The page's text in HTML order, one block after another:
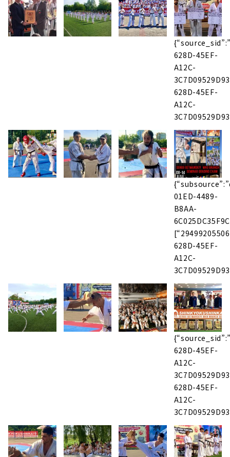
628D-45EF-
A12C-
628D-45EF-
A12C-
01ED-4489-
B8AA-
628D-45EF-
A12C-
628D-45EF-
A12C-
628D-45EF-
A12C-